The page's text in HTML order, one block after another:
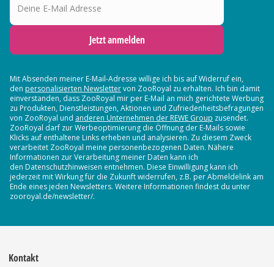
Jetzt anmelden
Mit Absenden meiner E-Mail-Adresse willige ich bis auf Widerruf ein,
den personalisierten Newslettervon ZooRoyal zu erhalten. Ich bin damit
einverstanden, dass ZooRoyal mir per E-Mail an mich gerichtete Werbung
zu Produkten, Dienstleistungen, Aktionen und Zufriedenheitsbefragungen
von ZooRoyal und anderen Unternehmen der REWE Group zusendet.
ZooRoyal darf zur Werbeoptimierung die Öffnung der E-Mails sowie
Klicks auf enthaltene Links erheben und analysieren. Zu diesem Zweck
verarbeitet ZooRoyal meine personenbezogenen Daten. Nähere
Informationen zur Verarbeitung meiner Daten kann ich
den Datenschutzhinweisen entnehmen. Diese Einwilligung kann ich
jederzeit mit Wirkung für die Zukunft widerrufen, z.B. per Abmeldelink am
Ende eines jeden Newsletters. Weitere Informationen findest du unter
zooroyal.de/newsletter/.
Kontakt